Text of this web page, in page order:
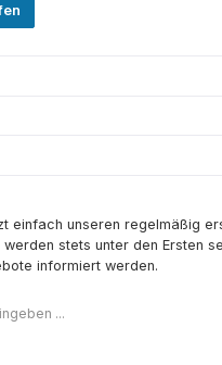
einfach unseren regelmäßig
stets unter den Ersten
informiert werden.